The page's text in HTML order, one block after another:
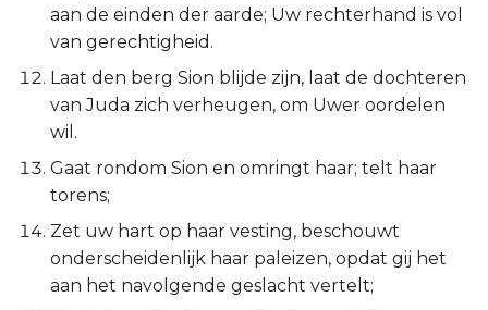
Titus
Filémon
Hebreeën
Jakobus
1 Petrus
2 Petrus
aan de einden der aarde; Uw rechterhand is vol
van gerechtigheid.
Laat den berg Sion blijde zijn, laat de dochteren
van Juda zich verheugen, om Uwer oordelen
wil.
Gaat rondom Sion en omringt haar; telt haar
torens;
Zet uw hart op haar vesting, beschouwt
onderscheidenlijk haar paleizen, opdat gij het
aan het navolgende geslacht vertelt;